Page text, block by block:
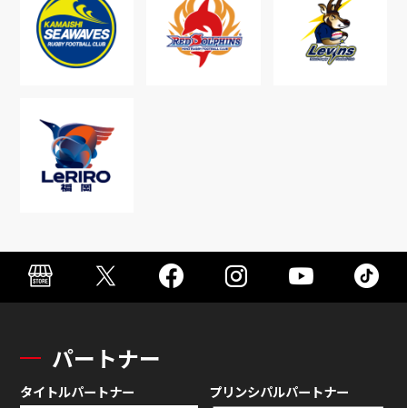
パートナー
タイトルパートナー プリンシパルパートナー